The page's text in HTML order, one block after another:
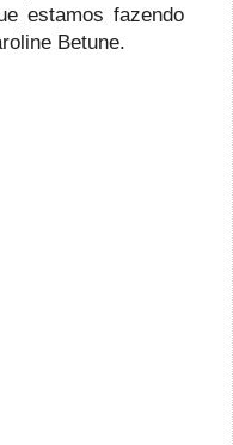
estamos fazendo
Betune.